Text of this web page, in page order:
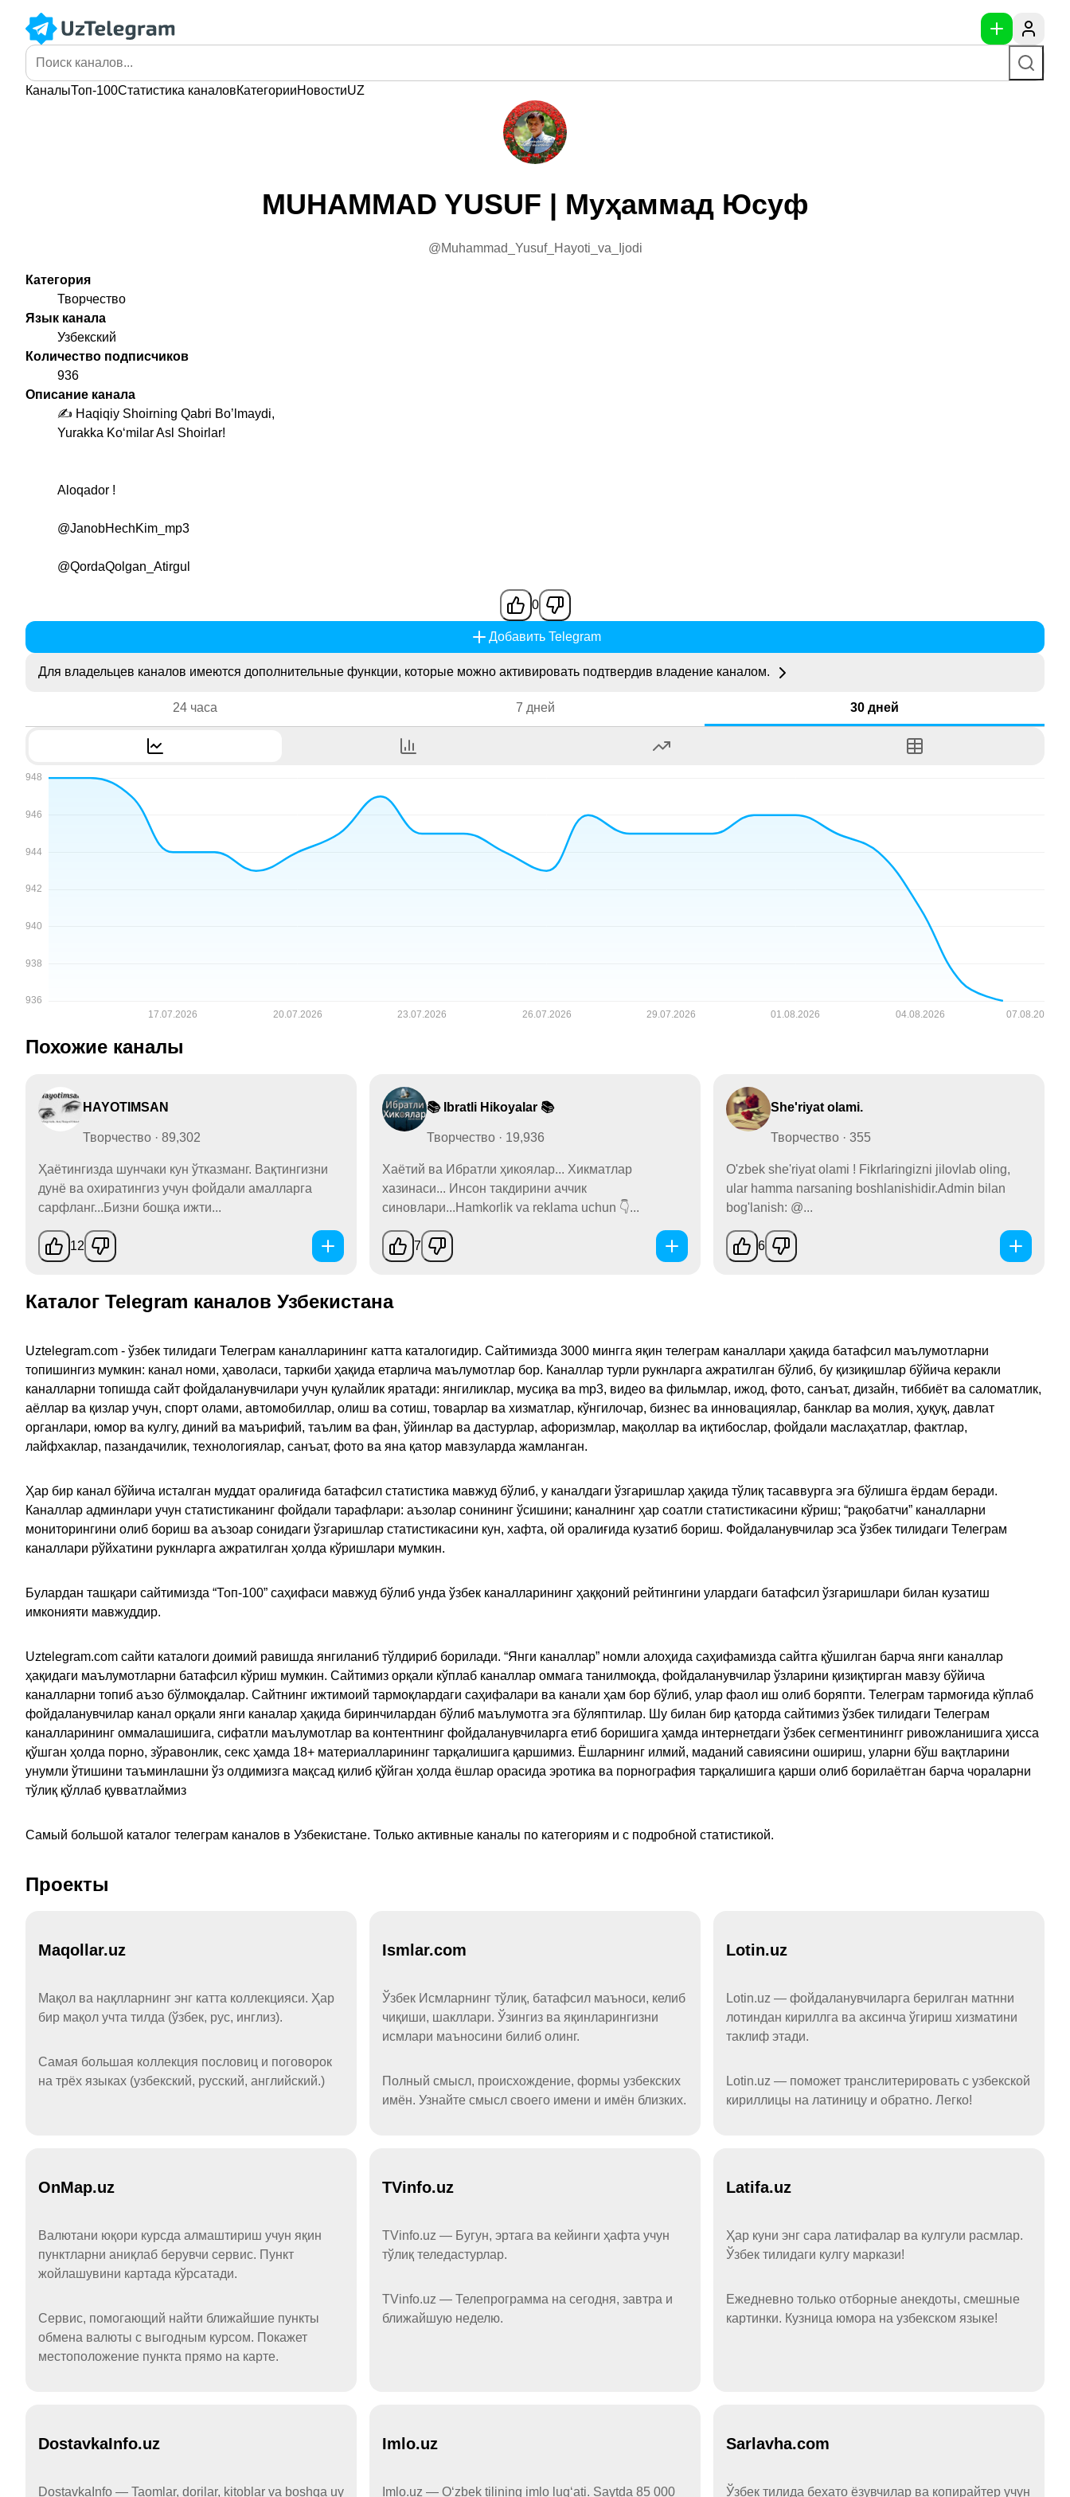
КаналыТоп-100Статистика каналовКатегорииНовостиUZ
MUHAMMAD YUSUF | Муҳаммад Юсуф
@Muhammad_Yusuf_Hayoti_va_Ijodi
Категория
Творчество
Язык канала
Узбекский
Количество подписчиков
936
Описание канала
✍ Haqiqiy Shoirning Qabri Boʼlmaydi,
Yurakka Koʻmilar Asl Shoirlar!
Aloqador !
@JanobHechKim_mp3
@QordaQolgan_Atirgul
0
Добавить Telegram
Для владельцев каналов имеются дополнительные функции, которые можно активировать подтвердив владение каналом.
24 часа 7 дней 30 дней
Похожие каналы
HAYOTIMSAN
Творчество · 89,302
Ҳаётингизда шунчаки кун ўтказманг. Вақтингизни
дунё ва охиратингиз учун фойдали амалларга
сарфланг...Бизни бошқа ижти...
12
📚 Ibratli Hikoyalar 📚
Творчество · 19,936
Хаётий ва Ибратли ҳикоялар... Хикматлар
хазинаси... Инсон такдирини аччик
синовлари...Hamkorlik va reklama uchun 👇...
7
She'riyat olami.
Творчество · 355
O'zbek she'riyat olami ! Fikrlaringizni jilovlab oling,
ular hamma narsaning boshlanishidir.Admin bilan
bog'lanish: @...
6
Каталог Telegram каналов Узбекистана
Uztelegram.com - ўзбек тилидаги Телеграм каналларининг катта каталогидир. Сайтимизда 3000 мингга яқин телеграм каналлари ҳақида батафсил маълумотларни
топишингиз мумкин: канал номи, ҳаволаси, таркиби ҳақида етарлича маълумотлар бор. Каналлар турли рукнларга ажратилган бўлиб, бу қизиқишлар бўйича керакли
каналларни топишда сайт фойдаланувчилари учун қулайлик яратади: янгиликлар, мусиқа ва mp3, видео ва фильмлар, ижод, фото, санъат, дизайн, тиббиёт ва саломатлик,
аёллар ва қизлар учун, спорт олами, автомобиллар, олиш ва сотиш, товарлар ва хизматлар, кўнгилочар, бизнес ва инновациялар, банклар ва молия, ҳуқуқ, давлат
органлари, юмор ва кулгу, диний ва маърифий, таълим ва фан, ўйинлар ва дастурлар, афоризмлар, мақоллар ва иқтибослар, фойдали маслаҳатлар, фактлар,
лайфхаклар, пазандачилик, технологиялар, санъат, фото ва яна қатор мавзуларда жамланган.
Ҳар бир канал бўйича исталган муддат оралиғида батафсил статистика мавжуд бўлиб, у каналдаги ўзгаришлар ҳақида тўлиқ тасаввурга эга бўлишга ёрдам беради.
Каналлар админлари учун статистиканинг фойдали тарафлари: аъзолар сонининг ўсишини; каналнинг ҳар соатли статистикасини кўриш; “рақобатчи” каналларни
мониторингини олиб бориш ва аъзоар сонидаги ўзгаришлар статистикасини кун, хафта, ой оралиғида кузатиб бориш. Фойдаланувчилар эса ўзбек тилидаги Телеграм
каналлари рўйхатини рукнларга ажратилган ҳолда кўришлари мумкин.
Булардан ташқари сайтимизда “Топ-100” саҳифаси мавжуд бўлиб унда ўзбек каналларининг ҳаққоний рейтингини улардаги батафсил ўзгаришлари билан кузатиш
имконияти мавжуддир.
Uztelegram.com сайти каталоги доимий равишда янгиланиб тўлдириб борилади. “Янги каналлар” номли алоҳида саҳифамизда сайтга қўшилган барча янги каналлар
ҳақидаги маълумотларни батафсил кўриш мумкин. Сайтимиз орқали кўплаб каналлар оммага танилмоқда, фойдаланувчилар ўзларини қизиқтирган мавзу бўйича
каналларни топиб аъзо бўлмоқдалар. Сайтнинг ижтимоий тармоқлардаги саҳифалари ва канали ҳам бор бўлиб, улар фаол иш олиб боряпти. Телеграм тармоғида кўплаб
фойдаланувчилар канал орқали янги каналар ҳақида биринчилардан бўлиб маълумотга эга бўляптилар. Шу билан бир қаторда сайтимиз ўзбек тилидаги Телеграм
каналларининг оммалашишига, сифатли маълумотлар ва контентнинг фойдаланувчиларга етиб боришига ҳамда интернетдаги ўзбек сегментинингг ривожланишига ҳисса
қўшган ҳолда порно, зўравонлик, секс ҳамда 18+ материалларининг тарқалишига қаршимиз. Ёшларнинг илмий, маданий савиясини ошириш, уларни бўш вақтларини
унумли ўтишини таъминлашни ўз олдимизга мақсад қилиб қўйган ҳолда ёшлар орасида эротика ва порнография тарқалишига қарши олиб борилаётган барча чораларни
тўлиқ қўллаб қувватлаймиз
Самый большой каталог телеграм каналов в Узбекистане. Только активные каналы по категориям и с подробной статистикой.
Проекты
Maqollar.uz
Мақол ва нақлларнинг энг катта коллекцияси. Ҳар
бир мақол учта тилда (ўзбек, рус, инглиз).
Самая большая коллекция пословиц и поговорок
на трёх языках (узбекский, русский, английский.)
Ismlar.com
Ўзбек Исмларнинг тўлиқ, батафсил маъноси, келиб
чиқиши, шакллари. Ўзингиз ва яқинларингизни
исмлари маъносини билиб олинг.
Полный смысл, происхождение, формы узбекских
имён. Узнайте смысл своего имени и имён близких.
Lotin.uz
Lotin.uz — фойдаланувчиларга берилган матнни
лотиндан кириллга ва аксинча ўгириш хизматини
таклиф этади.
Lotin.uz — поможет транслитерировать с узбекской
кириллицы на латиницу и обратно. Легко!
OnMap.uz
Валютани юқори курсда алмаштириш учун яқин
пунктларни аниқлаб берувчи сервис. Пункт
жойлашувини картада кўрсатади.
Сервис, помогающий найти ближайшие пункты
обмена валюты с выгодным курсом. Покажет
местоположение пункта прямо на карте.
TVinfo.uz
TVinfo.uz — Бугун, эртага ва кейинги ҳафта учун
тўлиқ теледастурлар.
TVinfo.uz — Телепрограмма на сегодня, завтра и
ближайшую неделю.
Latifa.uz
Ҳар куни энг сара латифалар ва кулгули расмлар.
Ўзбек тилидаги кулгу маркази!
Ежедневно только отборные анекдоты, смешные
картинки. Кузница юмора на узбекском языке!
DostavkaInfo.uz
DostavkaInfo — Taomlar, dorilar, kitoblar va boshqa uy
Imlo.uz
Imlo.uz — Oʻzbek tilining imlo lugʻati. Saytda 85 000
Sarlavha.com
Ўзбек тилида бехато ёзувчилар ва копирайтер учун